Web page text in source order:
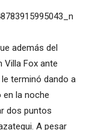
además del
Villa Fox ante
terminó dando a
en la noche
dos puntos
A pesar